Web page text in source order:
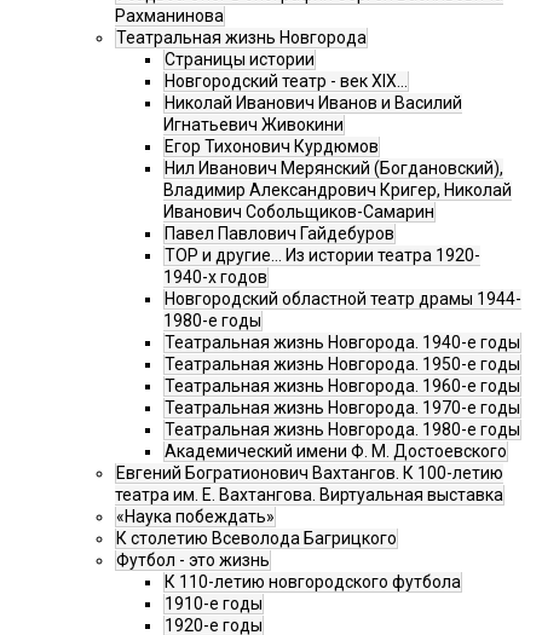
Рахманинова
Театральная жизнь Новгорода
Страницы истории
Новгородский театр - век XIX…
Николай Иванович Иванов и Василий
Игнатьевич Живокини
Егор Тихонович Курдюмов
Нил Иванович Мерянский (Богдановский),
Владимир Александрович Кригер, Николай
Иванович Собольщиков-Самарин
Павел Павлович Гайдебуров
ТОР и другие… Из истории театра 1920-
1940-х годов
Новгородский областной театр драмы 1944-
1980-е годы
Театральная жизнь Новгорода. 1940-е годы
Театральная жизнь Новгорода. 1950-е годы
Театральная жизнь Новгорода. 1960-е годы
Театральная жизнь Новгорода. 1970-е годы
Театральная жизнь Новгорода. 1980-е годы
Академический имени Ф. М. Достоевского
Евгений Богратионович Вахтангов. К 100-летию
театра им. Е. Вахтангова. Виртуальная выставка
«Наука побеждать»
К столетию Всеволода Багрицкого
Футбол - это жизнь
К 110-летию новгородского футбола
1910-е годы
1920-е годы